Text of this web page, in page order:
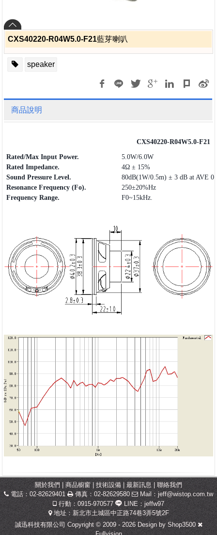
CXS40220-R04W5.0-F21藍芽喇叭
speaker
商品說明
CXS40220-R04W5.0-F21
Rated/Max Input Power.
5.0W/6.0W
Rated Impedance.
4Ω ± 15%
Sound Pressure Level.
80dB(1W/0.5m) ± 3 dB at AVE
Resonance Frequency (Fo).
250±20%Hz
Frequency Range. F0~15kHz.
關於我們 商品櫥窗 技術設備 最新訊息|聯絡我們
電話：02-82629401
傳真：02-82629580 Mail： jeff@wistop.com.tw
行動：0915-970577
LINE：jeffw97
地址：新北市土城區中正路74巷3弄5號2F
誠迅科技有限公司 Copyright © 2009 - 2026 Design by Shop3500